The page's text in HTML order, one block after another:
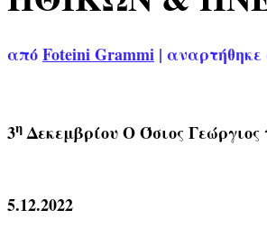
απόFoteini Grammi | αναρτήθηκε
3ηΔεκεμβρίου Ο Όσιος
5.12.2022